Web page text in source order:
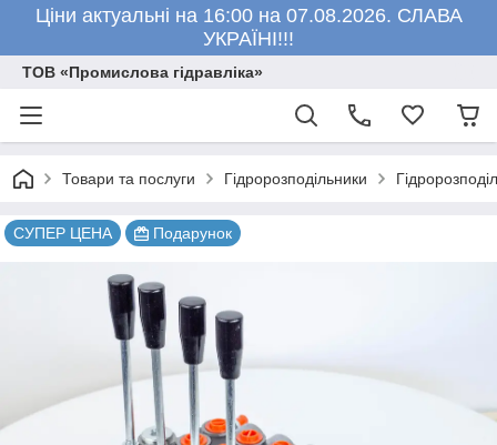
Ціни актуальні на 16:00 на 07.08.2026. СЛАВА
УКРАЇНІ!!!
ТОВ «Промислова гідравліка»
Товари та послуги Гідророзподільники
СУПЕР ЦЕНА Подарунок